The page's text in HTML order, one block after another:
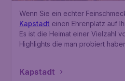
Wenn Sie ein echter
Kapstadt einen Ehrenplatz auf
Es ist die Heimat einer Vielzahl
Highlights die man probiert
Kapstadt